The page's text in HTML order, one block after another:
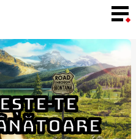
LIMBA
TE